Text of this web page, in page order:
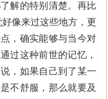
解的特别清楚。再比
像来过这些地方，更
，确实能够与当今对
过这种前世的记忆，
，如果自己到了某一
不舒服，那么就要及